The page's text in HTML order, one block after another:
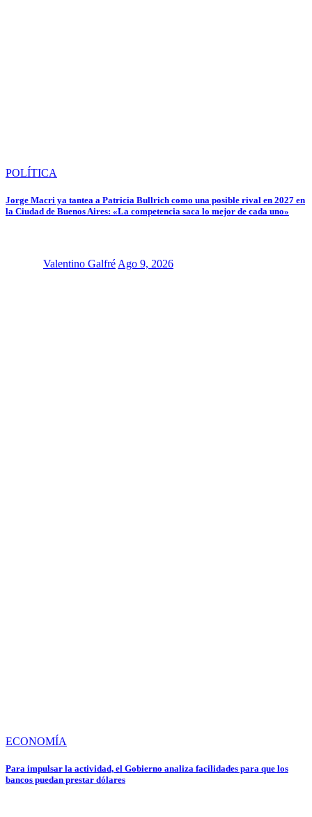
POLÍTICA
Jorge Macri ya tantea a Patricia Bullrich como una posible rival en 2027 en
la Ciudad de Buenos Aires: «La competencia saca lo mejor de cada uno»
Valentino Galfré Ago 9, 2026
ECONOMÍA
Para impulsar la actividad, el Gobierno analiza facilidades para que los
bancos puedan prestar dólares